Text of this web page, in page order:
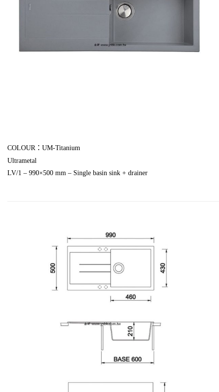
COLOUR：UM-Titanium
Ultrametal
LV/1 – 990×500 mm – Single basin sink + drainer